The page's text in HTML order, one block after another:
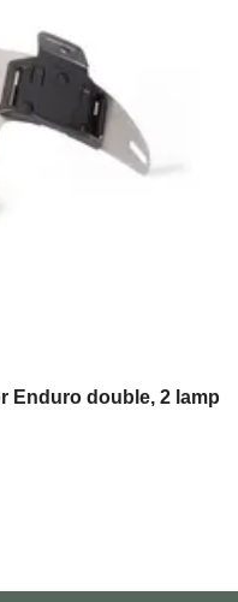
Enduro double, 2 lamp